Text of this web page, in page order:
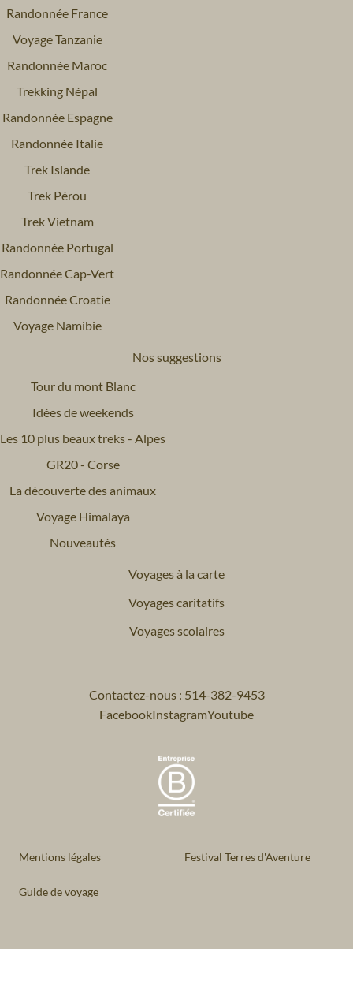
Randonnée France
Voyage Tanzanie
Randonnée Maroc
Trekking Népal
Randonnée Espagne
Randonnée Italie
Trek Islande
Trek Pérou
Trek Vietnam
Randonnée Portugal
Randonnée Cap-Vert
Randonnée Croatie
Voyage Namibie
Nos suggestions
Tour du mont Blanc
Idées de weekends
Les 10 plus beaux treks - Alpes
GR20 - Corse
La découverte des animaux
Voyage Himalaya
Nouveautés
Voyages à la carte
Voyages caritatifs
Voyages scolaires
Contactez-nous : 514-382-9453
FacebookInstagramYoutube
Mentions légales Festival Terres d'Aventure
Guide de voyage